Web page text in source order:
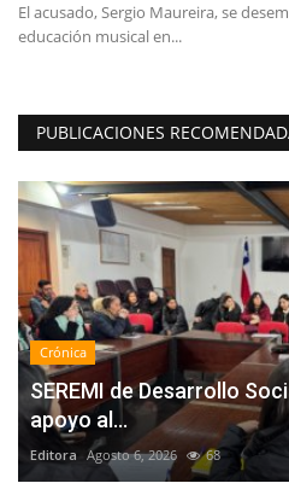
El acusado, Sergio Maureira, se
educación musical en...
PUBLICACIONES
Crónica
SEREMI de Desarrollo
apoyo al...
Editora Agosto 6, 2026 68